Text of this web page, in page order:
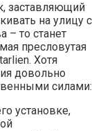
заставляющий
на улицу с
– то станет
пресловутая
Хотя
довольно
силами:
установке,